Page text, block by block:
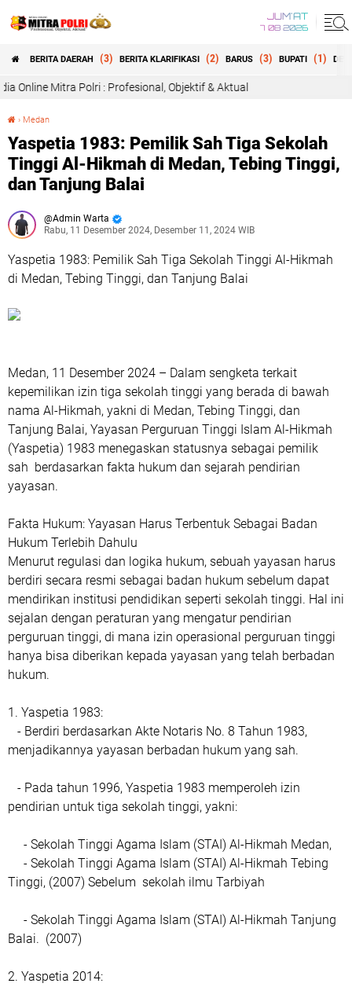
JUM'AT
7 08 2026
BERITA DAERAH (3) BERITA KLARIFIKASI (2) BARUS (3) BUPATI (1)
Mitra Polri : Profesional, Objektif & Aktual
› Medan
Yaspetia 1983: Pemilik Sah Tiga Sekolah
Tinggi Al-Hikmah di Medan, Tebing Tinggi,
dan Tanjung Balai
Admin Warta
Rabu, 11 Desember 2024, Desember 11, 2024 WIB
Yaspetia 1983: Pemilik Sah Tiga Sekolah Tinggi Al-Hikmah
di Medan, Tebing Tinggi, dan Tanjung Balai
Medan, 11 Desember 2024 – Dalam sengketa terkait
kepemilikan izin tiga sekolah tinggi yang berada di bawah
nama Al-Hikmah, yakni di Medan, Tebing Tinggi, dan
Tanjung Balai, Yayasan Perguruan Tinggi Islam Al-Hikmah
(Yaspetia) 1983 menegaskan statusnya sebagai pemilik
sah berdasarkan fakta hukum dan sejarah pendirian
yayasan.
Fakta Hukum: Yayasan Harus Terbentuk Sebagai Badan
Hukum Terlebih Dahulu
Menurut regulasi dan logika hukum, sebuah yayasan harus
berdiri secara resmi sebagai badan hukum sebelum dapat
mendirikan institusi pendidikan seperti sekolah tinggi. Hal ini
sejalan dengan peraturan yang mengatur pendirian
perguruan tinggi, di mana izin operasional perguruan tinggi
hanya bisa diberikan kepada yayasan yang telah berbadan
hukum.
1. Yaspetia 1983:
- Berdiri berdasarkan Akte Notaris No. 8 Tahun 1983,
menjadikannya yayasan berbadan hukum yang sah.
- Pada tahun 1996, Yaspetia 1983 memperoleh izin
pendirian untuk tiga sekolah tinggi, yakni:
- Sekolah Tinggi Agama Islam (STAI) Al-Hikmah Medan,
- Sekolah Tinggi Agama Islam (STAI) Al-Hikmah Tebing
Tinggi, (2007) Sebelum sekolah ilmu Tarbiyah
- Sekolah Tinggi Agama Islam (STAI) Al-Hikmah Tanjung
Balai. (2007)
2. Yaspetia 2014: